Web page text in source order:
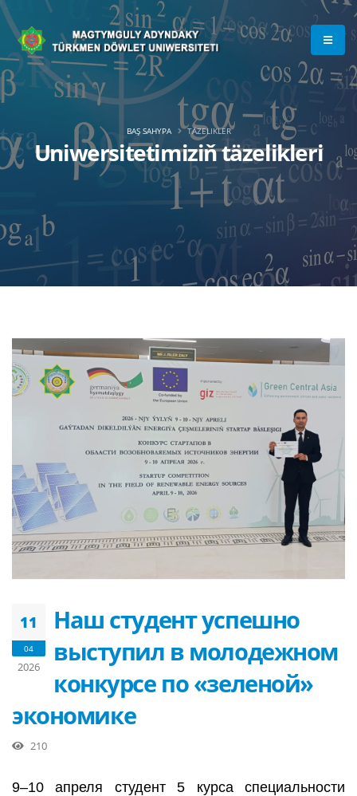
Uniwersitetimiziň täzelikleri
BAŞ SAHYPA TÄZELIKLER
11
04
2026
Наш студент успешно
выступил в молодежном
конкурсе по «зеленой»
экономике
210
9–10 апреля студент 5 курса специальности